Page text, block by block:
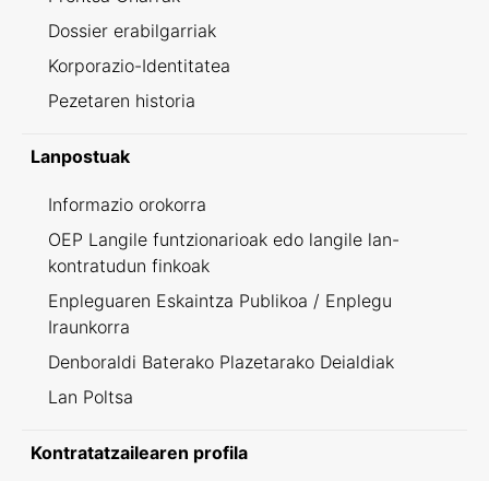
Dossier erabilgarriak
Korporazio-Identitatea
Pezetaren historia
Lanpostuak
Informazio orokorra
OEP Langile funtzionarioak edo langile lan-
kontratudun finkoak
Enpleguaren Eskaintza Publikoa / Enplegu
Iraunkorra
Denboraldi Baterako Plazetarako Deialdiak
Lan Poltsa
Kontratatzailearen profila